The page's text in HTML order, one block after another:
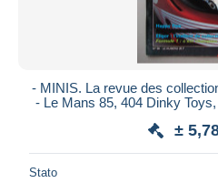
- MINIS. La revue des
- Le Mans 85, 404 Dinky
±
Stato